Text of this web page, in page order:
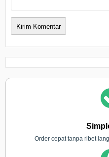
Order cepat tanpa ribet